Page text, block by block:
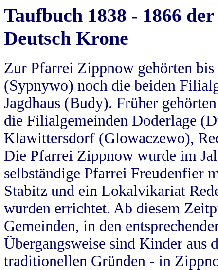
Taufbuch 1838 - 1866
Deutsch Krone
Zur Pfarrei Zippnow gehörten
(Sypnywo) noch die beiden
Jagdhaus (Budy). Früher
die Filialgemeinden Doderlage
Klawittersdorf (Glowaczewo),
Die Pfarrei Zippnow wurde im
selbständige Pfarrei Freudenfier
Stabitz und ein Lokalvikariat
wurden errichtet. Ab diesem
Gemeinden, in den
Übergangsweise sind Kinder aus
traditionellen Gründen - in